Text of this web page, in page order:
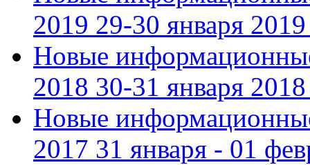
2019 29-30 января 2019
Новые
2018 30-31 января 2018
Новые
2017 31 января - 01